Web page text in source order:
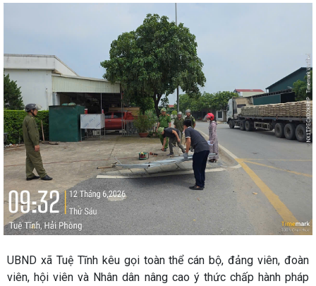
UBND xã Tuệ Tĩnh kêu gọi toàn thể cán bộ, đảng viên, đoàn
viên, hội viên và Nhân dân nâng cao ý thức chấp hành pháp